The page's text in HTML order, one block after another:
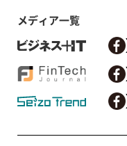
メディア一覧